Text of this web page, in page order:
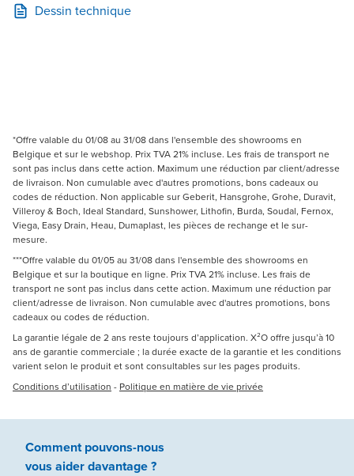
Dessin technique
*Offre valable du 01/08 au 31/08 dans l'ensemble des showrooms en
Belgique et sur le webshop. Prix TVA 21% incluse. Les frais de transport ne
sont pas inclus dans cette action. Maximum une réduction par client/adresse
de livraison. Non cumulable avec d'autres promotions, bons cadeaux ou
codes de réduction. Non applicable sur Geberit, Hansgrohe, Grohe, Duravit,
Villeroy & Boch, Ideal Standard, Sunshower, Lithofin, Burda, Soudal, Fernox,
Viega, Easy Drain, Heau, Dumaplast, les pièces de rechange et le sur-
mesure.
***Offre valable du 01/05 au 31/08 dans l'ensemble des showrooms en
Belgique et sur la boutique en ligne. Prix TVA 21% incluse. Les frais de
transport ne sont pas inclus dans cette action. Maximum une réduction par
client/adresse de livraison. Non cumulable avec d'autres promotions, bons
cadeaux ou codes de réduction.
La garantie légale de 2 ans reste toujours d’application. X²O offre jusqu’à 10
ans de garantie commerciale ; la durée exacte de la garantie et les conditions
varient selon le produit et sont consultables sur les pages produits.
Conditions d’utilisation - Politique en matière de vie privée
Comment pouvons-nous
vous aiderdavantage ?